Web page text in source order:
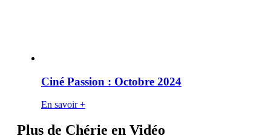
Ciné Passion : Octobre 2024
En savoir +
Plus de Chérie en Vidéo